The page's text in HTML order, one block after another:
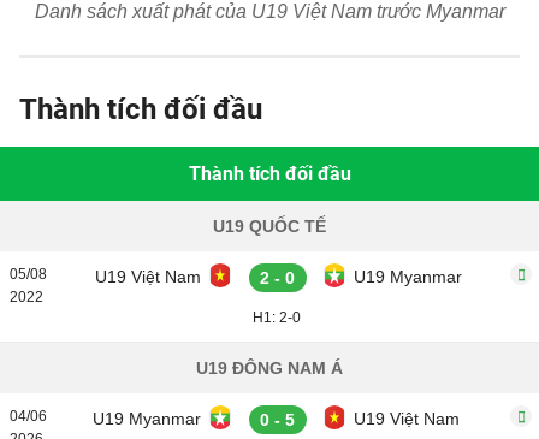
Danh sách xuất phát của U19 Việt Nam trước Myanmar
Thành tích đối đầu
Thành tích đối đầu
U19 QUỐC TẾ
05/08
2022
U19 Việt Nam 2 - 0 U19 Myanmar
H1: 2-0
U19 ĐÔNG NAM Á
04/06
U19 Myanmar 0 - 5 U19 Việt Nam